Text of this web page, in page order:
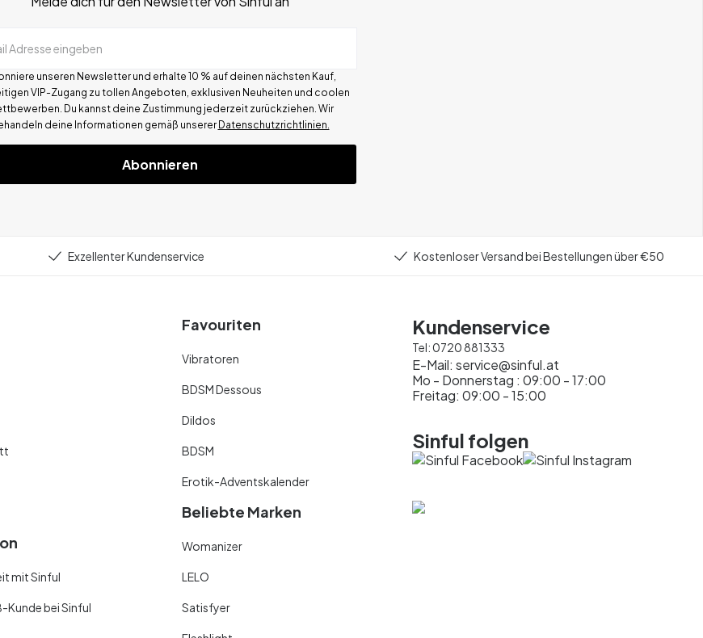
Adresse eingeben
unseren Newsletter und erhalte 10 % auf deinen nächsten Kauf,
VIP-Zugang zu tollen Angeboten, exklusiven Neuheiten und coolen
Du kannst deine Zustimmung jederzeit zurückziehen. Wir
deine Informationen gemäß unserer Datenschutzrichtlinien.
Abonnieren
Exzellenter Kundenservice Kostenloser Versand bei Bestellungen über €50
mit Sinful
Kunde bei Sinful
Favouriten
Vibratoren
BDSM Dessous
Dildos
BDSM
Erotik-Adventskalender
Beliebte Marken
Womanizer
LELO
Satisfyer
Kundenservice
Tel:0720 881333
E-Mail: service@sinful.at
Mo - Donnerstag : 09:00 - 17:00
Freitag: 09:00 - 15:00
Sinful folgen